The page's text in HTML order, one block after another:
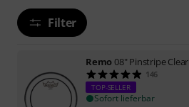
Filter
Remo 08" Pinstripe Clear
146
TOP-SELLER
Sofort lieferbar